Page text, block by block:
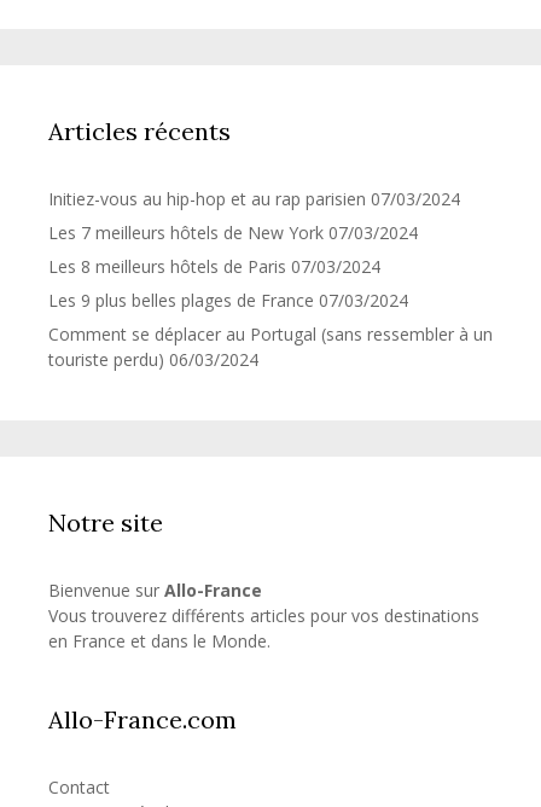
Articles récents
Initiez-vous au hip-hop et au rap parisien 07/03/2024
Les 7 meilleurs hôtels de New York 07/03/2024
Les 8 meilleurs hôtels de Paris 07/03/2024
Les 9 plus belles plages de France 07/03/2024
Comment se déplacer au Portugal (sans ressembler à un
touriste perdu) 06/03/2024
Notre site
Bienvenue sur Allo-France
Vous trouverez différents articles pour vos destinations
en France et dans le Monde.
Allo-France.com
Contact